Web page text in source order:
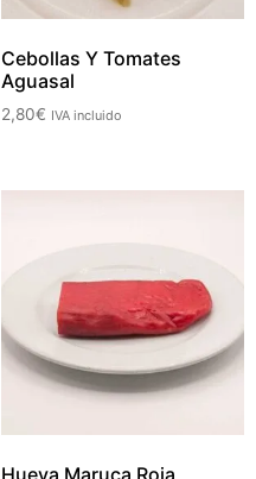
Cebollas Y Tomates
Aguasal
2,80€ IVA incluido
Hueva Maruca Roja